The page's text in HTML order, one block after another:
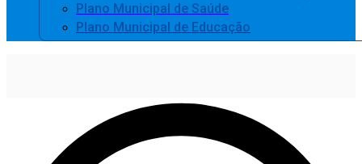
Plano Municipal de Saúde
Plano Municipal de Educação